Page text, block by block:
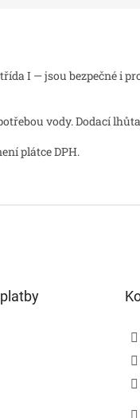
I — jsou bezpečné i
vody. Dodací
plátce DPH.